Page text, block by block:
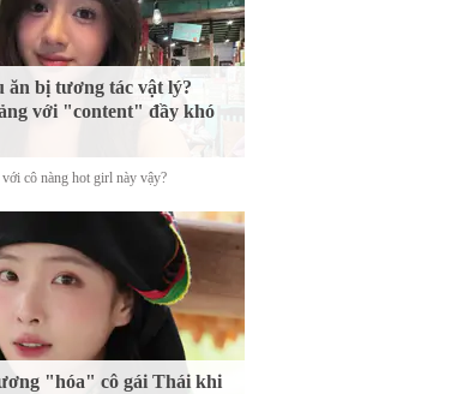
ăn bị tương tác vật lý?
với "content" đầy khó
cô nàng hot girl này vậy?
"hóa" cô gái Thái khi